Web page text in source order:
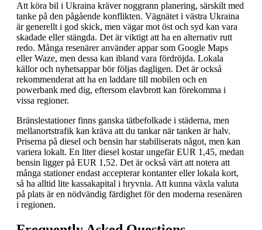
Att köra bil i Ukraina kräver noggrann planering, särskilt med
tanke på den pågående konflikten. Vägnätet i västra Ukraina
är generellt i god skick, men vägar mot öst och syd kan vara
skadade eller stängda. Det är viktigt att ha en alternativ rutt
redo. Många resenärer använder appar som Google Maps
eller Waze, men dessa kan ibland vara fördröjda. Lokala
källor och nyhetsappar bör följas dagligen. Det är också
rekommenderat att ha en laddare till mobilen och en
powerbank med dig, eftersom elavbrott kan förekomma i
vissa regioner.
Bränslestationer finns ganska tätbefolkade i städerna, men
mellanortstrafik kan kräva att du tankar när tanken är halv.
Priserna på diesel och bensin har stabiliserats något, men kan
variera lokalt. En liter diesel kostar ungefär EUR 1,45, medan
bensin ligger på EUR 1,52. Det är också värt att notera att
många stationer endast accepterar kontanter eller lokala kort,
så ha alltid lite kassakapital i hryvnia. Att kunna växla valuta
på plats är en nödvändig färdighet för den moderna resenären
i regionen.